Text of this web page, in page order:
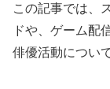
この記事では、
ドや、ゲーム配
俳優活動につい